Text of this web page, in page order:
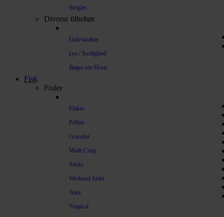
Strigler
Diverse tilbehør
Gulvskraber
Lys / Synlighed
Bøger om Heste
Fisk
Foder
Flakes
Pellets
Granulat
Multi Crisp
Sticks
Weekend foder
Tetra
Tropical